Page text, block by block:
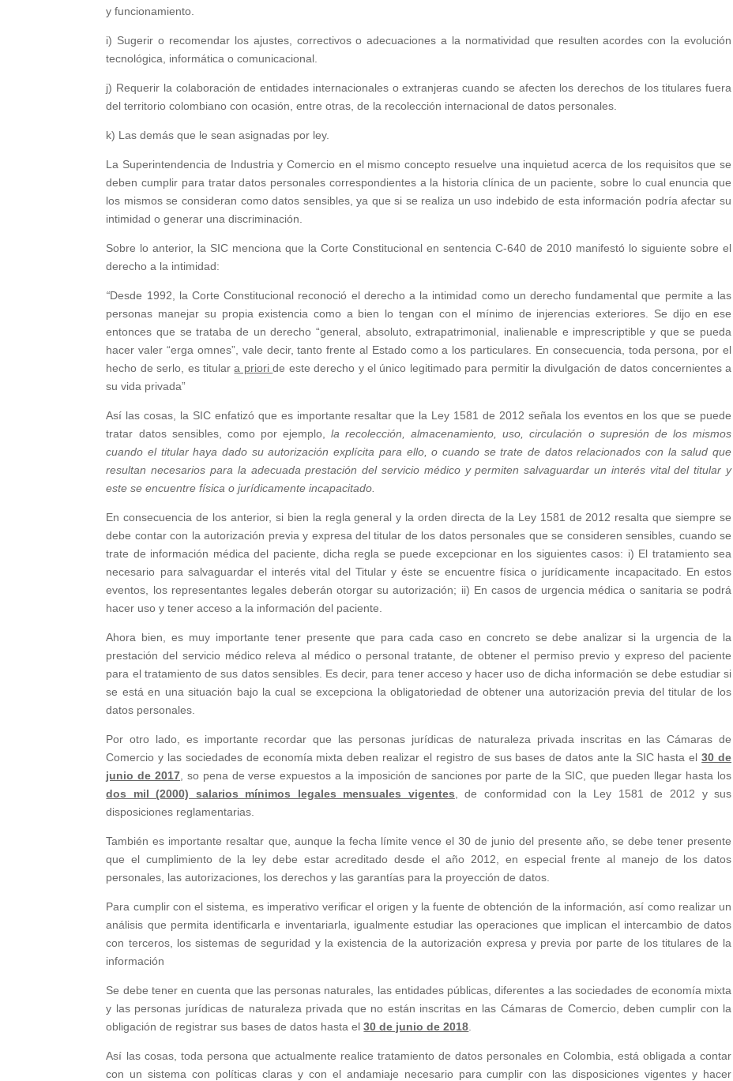
y funcionamiento.
i) Sugerir o recomendar los ajustes, correctivos o adecuaciones a la normatividad que resulten acordes con la evolución
tecnológica, informática o comunicacional.
j) Requerir la colaboración de entidades internacionales o extranjeras cuando se afecten los derechos de los titulares fuera
del territorio colombiano con ocasión, entre otras, de la recolección internacional de datos personales.
k) Las demás que le sean asignadas por ley.
La Superintendencia de Industria y Comercio en el mismo concepto resuelve una inquietud acerca de los requisitos que se
deben cumplir para tratar datos personales correspondientes a la historia clínica de un paciente, sobre lo cual enuncia que
los mismos se consideran como datos sensibles, ya que si se realiza un uso indebido de esta información podría afectar su
intimidad o generar una discriminación.
Sobre lo anterior, la SIC menciona que la Corte Constitucional en sentencia C-640 de 2010 manifestó lo siguiente sobre el
derecho a la intimidad:
“Desde 1992, la Corte Constitucional reconoció el derecho a la intimidad como un derecho fundamental que permite a las
personas manejar su propia existencia como a bien lo tengan con el mínimo de injerencias exteriores. Se dijo en ese
entonces que se trataba de un derecho “general, absoluto, extrapatrimonial, inalienable e imprescriptible y que se pueda
hacer valer “erga omnes”, vale decir, tanto frente al Estado como a los particulares. En consecuencia, toda persona, por el
hecho de serlo, es titulara prioride este derecho y el único legitimado para permitir la divulgación de datos concernientes a
su vida privada”
Así las cosas, la SIC enfatizó que es importante resaltar que la Ley 1581 de 2012 señala los eventos en los que se puede
tratar datos sensibles, como por ejemplo,la recolección, almacenamiento, uso, circulación o supresión de los mismos
cuando el titular haya dado su autorización explícita para ello, o cuando se trate de datos relacionados con la salud que
resultan necesarios para la adecuada prestación del servicio médico y permiten salvaguardar un interés vital del titular y
este se encuentre física o jurídicamente incapacitado.
En consecuencia de los anterior, si bien la regla general y la orden directa de la Ley 1581 de 2012 resalta que siempre se
debe contar con la autorización previa y expresa del titular de los datos personales que se consideren sensibles, cuando se
trate de información médica del paciente, dicha regla se puede excepcionar en los siguientes casos: i) El tratamiento sea
necesario para salvaguardar el interés vital del Titular y éste se encuentre física o jurídicamente incapacitado. En estos
eventos, los representantes legales deberán otorgar su autorización; ii) En casos de urgencia médica o sanitaria se podrá
hacer uso y tener acceso a la información del paciente.
Ahora bien, es muy importante tener presente que para cada caso en concreto se debe analizar si la urgencia de la
prestación del servicio médico releva al médico o personal tratante, de obtener el permiso previo y expreso del paciente
para el tratamiento de sus datos sensibles. Es decir, para tener acceso y hacer uso de dicha información se debe estudiar si
se está en una situación bajo la cual se excepciona la obligatoriedad de obtener una autorización previa del titular de los
datos personales.
Por otro lado, es importante recordar que las personas jurídicas de naturaleza privada inscritas en las Cámaras de
Comercio y las sociedades de economía mixta deben realizar el registro de sus bases de datos ante la SIC hasta el30 de
junio de 2017 , so pena de verse expuestos a la imposición de sanciones por parte de la SIC, que pueden llegar hasta los
dos mil (2000) salarios mínimos legales mensuales vigentes , de conformidad con la Ley 1581 de 2012 y sus
disposiciones reglamentarias.
También es importante resaltar que, aunque la fecha límite vence el 30 de junio del presente año, se debe tener presente
que el cumplimiento de la ley debe estar acreditado desde el año 2012, en especial frente al manejo de los datos
personales, las autorizaciones, los derechos y las garantías para la proyección de datos.
Para cumplir con el sistema, es imperativo verificar el origen y la fuente de obtención de la información, así como realizar un
análisis que permita identificarla e inventariarla, igualmente estudiar las operaciones que implican el intercambio de datos
con terceros, los sistemas de seguridad y la existencia de la autorización expresa y previa por parte de los titulares de la
información
Se debe tener en cuenta que las personas naturales, las entidades públicas, diferentes a las sociedades de economía mixta
y las personas jurídicas de naturaleza privada que no están inscritas en las Cámaras de Comercio, deben cumplir con la
obligación de registrar sus bases de datos hasta el30 de junio de 2018
Así las cosas, toda persona que actualmente realice tratamiento de datos personales en Colombia, está obligada a contar
con un sistema con políticas claras y con el andamiaje necesario para cumplir con las disposiciones vigentes y hacer